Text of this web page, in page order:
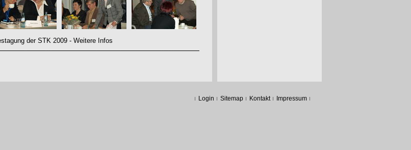
der STK 2009 - Weitere Infos
Login Sitemap Kontakt Impressum